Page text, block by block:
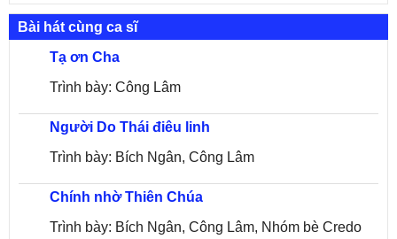
Bài hát cùng ca sĩ
Tạ ơn Cha
Trình bày: Công Lâm
Người Do Thái điêu linh
Trình bày: Bích Ngân, Công Lâm
Chính nhờ Thiên Chúa
Trình bày: Bích Ngân, Công Lâm, Nhóm bè Credo